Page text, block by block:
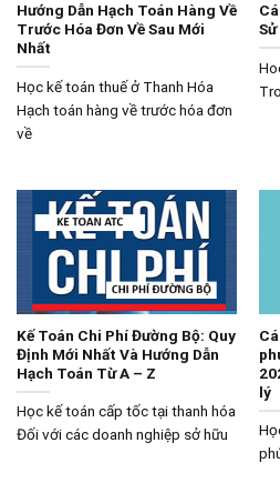
Hướng Dẫn Hạch Toán Hàng Về
Trước Hóa Đơn Về Sau Mới
Nhất
Học kế toán thuế ở Thanh Hóa
Hạch toán hàng về trước hóa đơn
về
Kế Toán Chi Phí Đường Bộ: Quy
Định Mới Nhất Và Hướng Dẫn
Hạch Toán Từ A – Z
Học kế toán cấp tốc tại thanh hóa
Đối với các doanh nghiệp sở hữu
lý